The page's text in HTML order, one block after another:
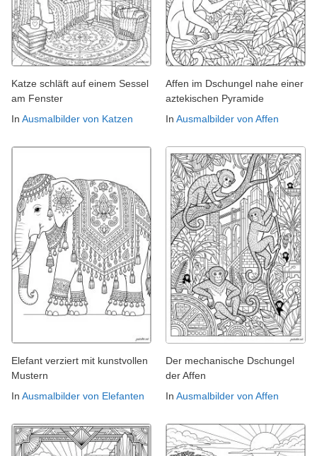
Katze schläft auf einem Sessel
am Fenster
In Ausmalbilder von Katzen
Affen im Dschungel nahe einer
aztekischen Pyramide
In Ausmalbilder von Affen
Elefant verziert mit kunstvollen
Mustern
In Ausmalbilder von Elefanten
Der mechanische Dschungel
der Affen
In Ausmalbilder von Affen